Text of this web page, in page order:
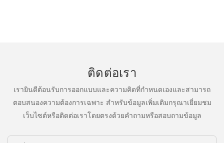
ติดต่อเรา
เรายินดีต้อนรับการออกแบบและความคิดที่กำหนดเองและสามารถ
ตอบสนองความต้องการเฉพาะ สำหรับข้อมูลเพิ่มเติมกรุณาเยี่ยมชม
เว็บไซต์หรือติดต่อเราโดยตรงด้วยคำถามหรือสอบถามข้อมูล